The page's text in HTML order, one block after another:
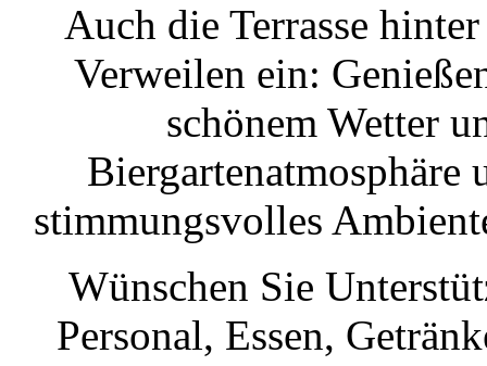
Auch die Terrasse
Verweilen ein:
schönem Wetter
Biergartenatmosphäre
stimmungsvolles
Wünschen Sie
Personal, Essen,